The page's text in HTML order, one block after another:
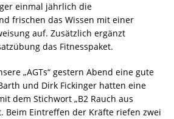
einmal jährlich die
frischen das Wissen mit einer
auf. Zusätzlich ergänzt
das Fitnesspaket.
„AGTs“ gestern Abend eine gute
und Dirk Fickinger hatten eine
dem Stichwort „B2 Rauch aus
Beim Eintreffen der Kräfte riefen zwei